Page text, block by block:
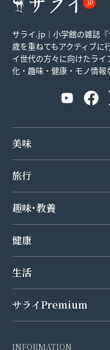
サライ.jp｜小学館の雑誌『
歳を重ねてもアクティブに
イ世代の方々に向けたラ
化・趣味・健康・モノ情報
美味
旅行
趣味･教養
健康
生活
サライPremium
INFORMATION